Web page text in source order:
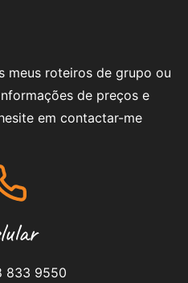
meus roteiros de grupo ou
de preços e
em contactar-me
833 9550